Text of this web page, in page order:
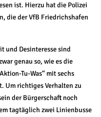
ist. Hierzu hat die Polizei
die der VfB Friedrichshafen
und Desinteresse sind
genau so, wie es die
Tu-Was“ mit sechs
Um richtiges Verhalten zu
der Bürgerschaft noch
tagtäglich zwei Linienbusse